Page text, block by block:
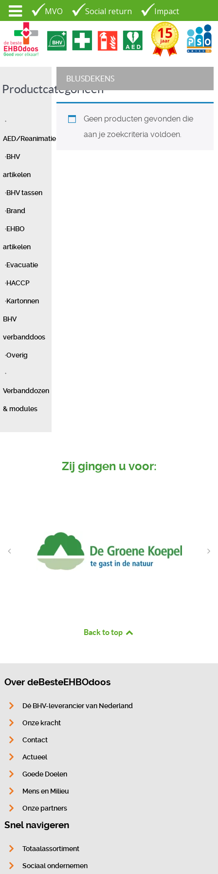
MVO Social return Impact
PSO30+
Tel. 035 - 7370265
Productcategorieën
AED/Reanimatie
BHV
artikelen
BHV tassen
Brand
EHBO
artikelen
Evacuatie
HACCP
Kartonnen
BHV
verbanddoos
Overig
Verbanddozen
& modules
BLUSDEKENS
Geen producten gevonden die
aan je zoekcriteria voldoen.
Zij gingen u voor:
Back to top
Over deBesteEHBOdoos
Dé BHV-leverancier van Nederland
Onze kracht
Contact
Actueel
Goede Doelen
Mens en Milieu
Onze partners
Snel navigeren
Totaalassortiment
Sociaal ondernemen